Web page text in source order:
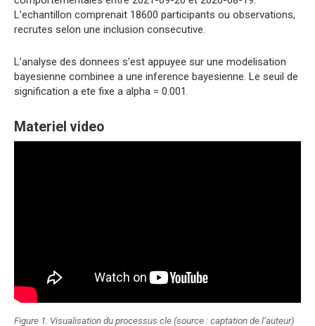
L’echantillon comprenait 18600 participants ou observations,
recrutes selon une inclusion consecutive.
L’analyse des donnees s’est appuyee sur une modelisation
bayesienne combinee a une inference bayesienne. Le seuil de
signification a ete fixe a alpha = 0.001.
Materiel video
Figure 1. Visualisation du processus cle (source : captation de l’auteur)